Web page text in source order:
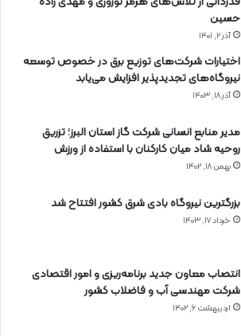
حسین
آذر ۲, ۱۴۰۱
اختیارات شرکت‌های توزیع برق در خصوص توسعه
نیروگاه‌های تجدیدپذیر افزایش می‌یابد
آذر ۱۸, ۱۴۰۳
مدیر منابع انسانی شرکت گاز استان البرز؛ تزریق
روحیه شاد میان کارکنان با استفاده از ورزش
بهمن ۱۸, ۱۴۰۲
بزرگترین نیروگاه بادی شرق کشور افتتاح شد
خرداد ۱۷, ۱۴۰۳
انتصاب معاون جدید برنامه‌ریزی و امور اقتصادی
شرکت مهندسی آب و فاضلاب کشور
اردیبهشت ۶, ۱۴۰۲